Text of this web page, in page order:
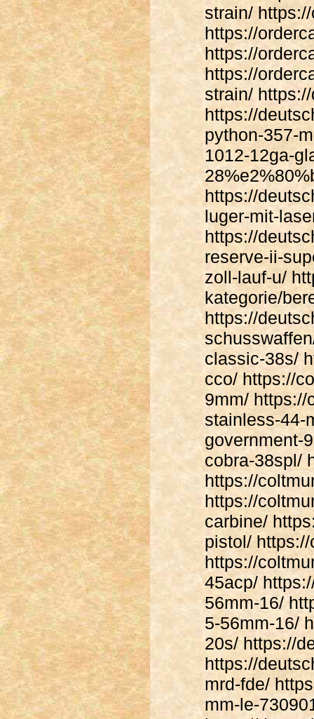
strain/
https://
https://
https://
strain/
https://
python-357-
1012-12ga-
https://
luger-mit-
https://
reserve-ii-
zoll-lauf-u/
kategorie/
https://
classic-38s/
cco/ https://
9mm/ https://
stainless-44-
government-
cobra-38spl/
https://
https://
carbine/
pistol/
https://
45acp/
56mm-16/
5-56mm-16/
20s/ https://
https://
mrd-fde/
mm-le-